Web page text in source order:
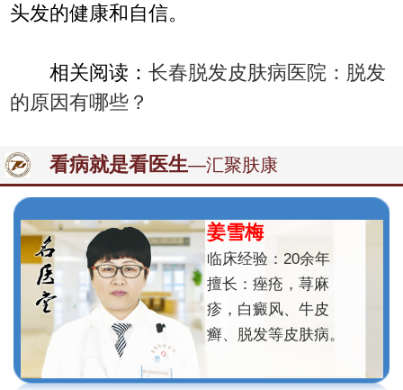
头发的健康和自信。
相关阅读：长春脱发皮肤病医院：脱发
的原因有哪些？
看病就是看医生—汇聚肤康
姜雪梅
临床经验：20余年
擅长：痤疮，荨麻
疹，白癜风、牛皮
癣、脱发等皮肤病。